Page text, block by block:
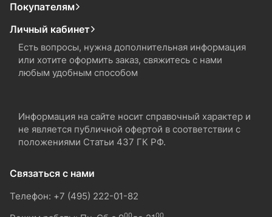
Покупателям
Личный кабинет
Есть вопросы, нужна дополнительная информация
или хотите оформить заказ, свяжитесь с нами
любым удобным способом
Информация на сайте носит справочный характер и
не является публичной офертой в соответствии с
положениями Статьи 437 ГК РФ.
Связаться с нами
Телефон: +7 (495) 222-01-82